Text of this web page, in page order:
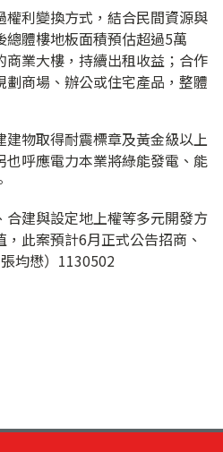
利變換方式，結合民間資源與
體樓地板面積預估超過5萬
業大樓，持續出租收益；合作
商場、辦公或住宅產品，整體
建物取得耐震標章及黃金級以上
呼應電力本業將綠能發電、能
建與設定地上權等多元開發方
此案預計6月正式公告招商、
均懋）1130502